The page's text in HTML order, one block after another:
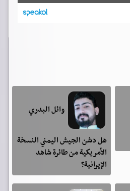
وائل البدري
هل دشن الجيش اليمني النسخة
الأمريكية من طائرة شاهد
الإيرانية؟